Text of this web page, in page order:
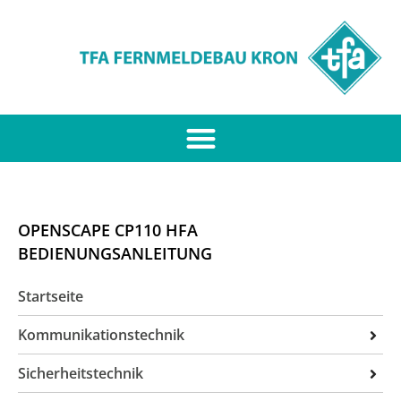
OPENSCAPE CP110 HFA
BEDIENUNGSANLEITUNG
Startseite
Kommunikationstechnik
ITK-Anlagen
Unified Communication
Sicherheitstechnik